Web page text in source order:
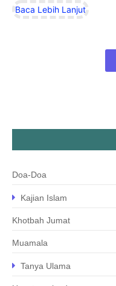
Baca Lebih Lanjut
Doa-Doa
Kajian Islam
Khotbah Jumat
Muamala
Tanya Ulama